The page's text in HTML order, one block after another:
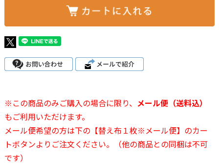
※この商品のみご購入の場合に限り、 メール便（送料込）
もご利用いただけます。
メール便希望の方は下の【替え布１枚※メール便】のカー
トボタンよりご注文ください。（他の商品との同梱は不可
です）